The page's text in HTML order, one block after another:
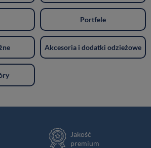
Portfele
Akcesoria i dodatki odzieżowe
Jakość
premium